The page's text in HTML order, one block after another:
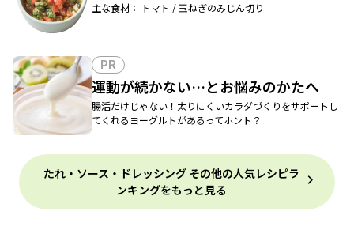
主な食材： トマト / 玉ねぎのみじん切り
PR
運動が続かない…とお悩みのかたへ
腸活だけじゃない！太りにくいカラダづくりをサポートし
てくれるヨーグルトがあるってホント？
たれ・ソース・ドレッシング その他の人気レシピラ
ンキングをもっと見る